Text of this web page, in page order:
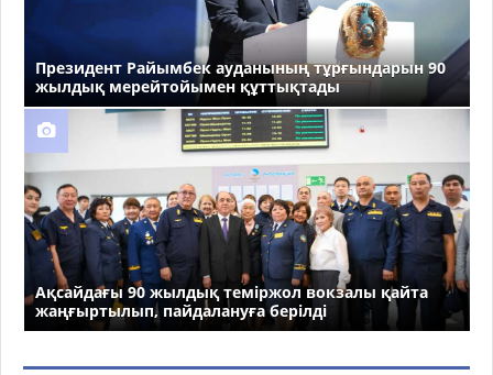
Президент Райымбек ауданының тұрғындарын 90
жылдық мерейтойымен құттықтады
Ақсайдағы 90 жылдық теміржол вокзалы қайта
жаңғыртылып, пайдалануға берілді